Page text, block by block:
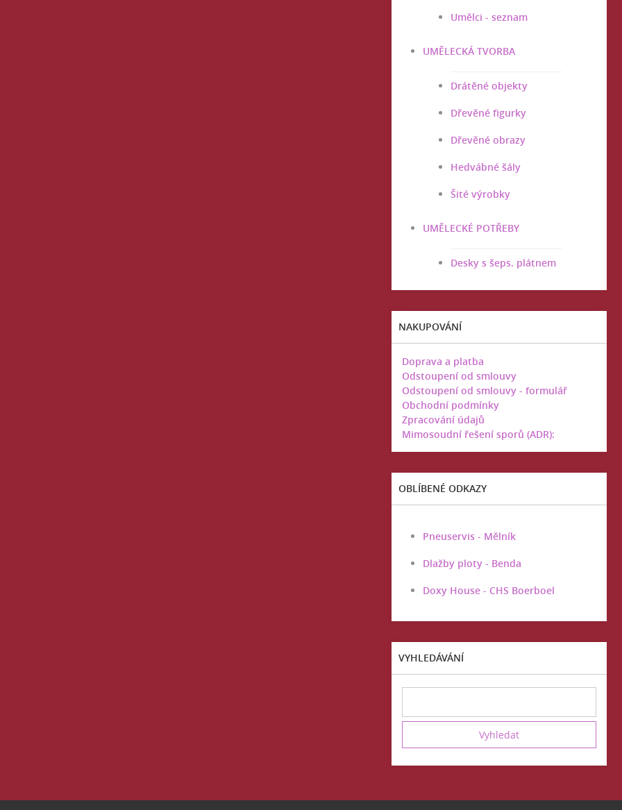
Umělci - seznam
UMĚLECKÁ TVORBA
Drátěné objekty
Dřevěné figurky
Dřevěné obrazy
Hedvábné šály
Šité výrobky
UMĚLECKÉ POTŘEBY
Desky s šeps. plátnem
NAKUPOVÁNÍ
Doprava a platba
Odstoupení od smlouvy
Odstoupení od smlouvy - formulář
Obchodní podmínky
Zpracování údajů
Mimosoudní řešení sporů (ADR):
OBLÍBENÉ ODKAZY
Pneuservis - Mělník
Dlažby ploty - Benda
Doxy House - CHS Boerboel
VYHLEDÁVÁNÍ